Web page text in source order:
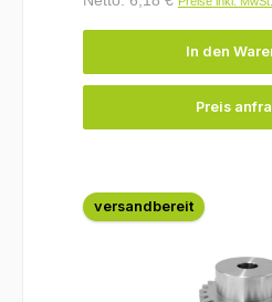
In den
Preis
versandbereit